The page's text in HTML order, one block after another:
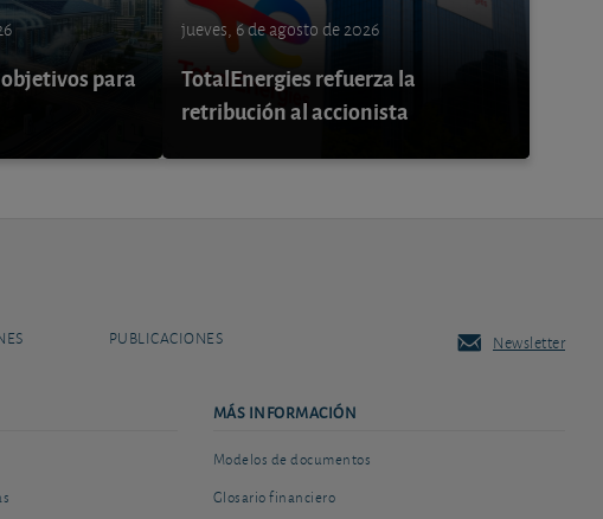
para
jueves, 6 de agosto de 2026
TotalEnergies refuerza la
retribución al accionista
PUBLICACIONES Newsletter
MÁS INFORMACIÓN
Modelos de documentos
Glosario financiero